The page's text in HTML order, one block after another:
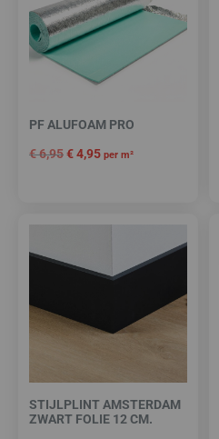
PF ALUFOAM PRO
€6,95€4,95 per m²
STIJLPLINT AMSTERDAM
ZWART FOLIE 12 CM.